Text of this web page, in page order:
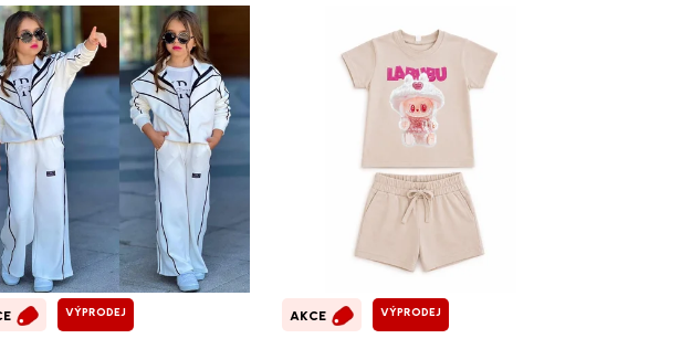
VÝPRODEJ AKCE VÝPRODEJ